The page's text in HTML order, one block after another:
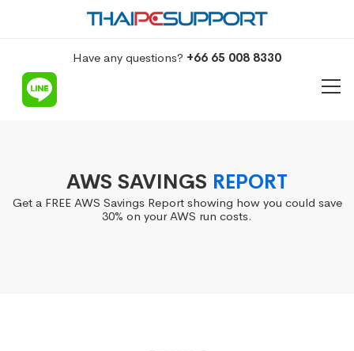
Have any questions? +66 65 008 8330
AWS SAVINGS REPORT
Get a FREE AWS Savings Report showing how you could save
30% on your AWS run costs.